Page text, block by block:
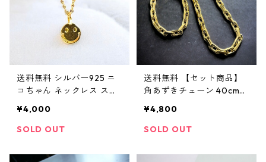
送料無料 シルバー925 ニ
コちゃん ネックレス ステ
25刻印あり ゴールドネッ
クレス ゴールドペンダン
イル スマイリー ストリー
¥4,000
SOLD OUT
送料無料 【セット商品】
角あずきチェーン 40cm
0cm 幅8mm サージカルス
テンレス 316L 金属アレル
ックレス ブレスレット ヒ
¥4,800
SOLD OUT